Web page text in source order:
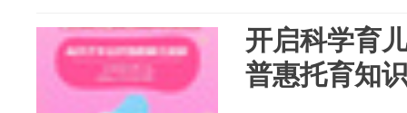
开启科学育
普惠托育知